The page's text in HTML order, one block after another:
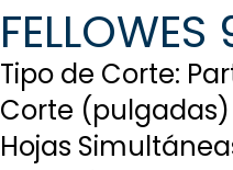
Tipo de Corte:
Corte (pulgadas)
Hojas